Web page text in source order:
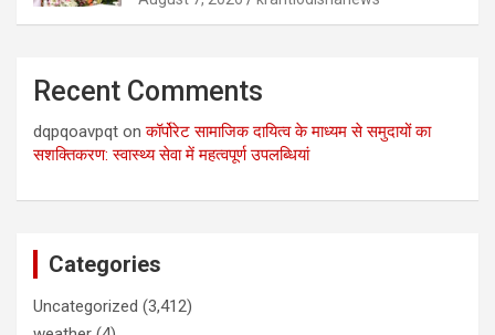
Recent Comments
dqpqoavpqt onकॉर्पोरेट सामाजिक दायित्व के माध्यम से समुदायों का
सशक्तिकरण: स्वास्थ्य सेवा में महत्वपूर्ण उपलब्धियां
Categories
Uncategorized (3,412)